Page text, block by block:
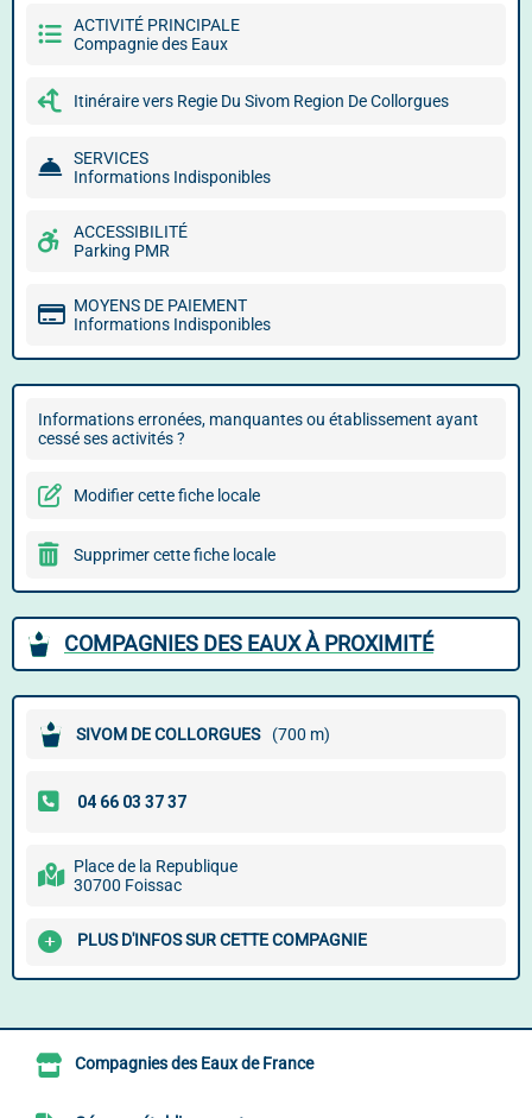
ACTIVITÉ PRINCIPALE
Compagnie des Eaux
Itinéraire vers Regie Du Sivom Region De Collorgues
SERVICES
Informations Indisponibles
ACCESSIBILITÉ
Parking PMR
MOYENS DE PAIEMENT
Informations Indisponibles
Informations erronées, manquantes ou établissement ayant
cessé ses activités ?
Modifier cette fiche locale
Supprimer cette fiche locale
COMPAGNIES DES EAUX À PROXIMITÉ
SIVOM DE COLLORGUES (700 m)
Place de la Republique
30700 Foissac
PLUS D'INFOS SUR CETTE COMPAGNIE
Compagnies des Eaux de France